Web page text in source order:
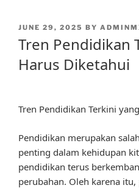
POSTED
JUNE 29, 2025 BY
Tren Pendidikan
Harus Diketahui
Tren Pendidikan Terkini
Pendidikan merupakan
penting dalam kehidupan
pendidikan terus
perubahan. Oleh karena